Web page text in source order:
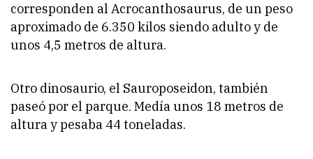
corresponden al Acrocanthosaurus, de un peso
aproximado de 6.350 kilos siendo adulto y de
unos 4,5 metros de altura.
Otro dinosaurio, el Sauroposeidon, también
paseó por el parque. Medía unos 18 metros de
altura y pesaba 44 toneladas.